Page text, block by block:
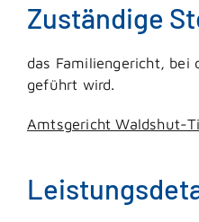
Zuständige
das Familiengericht, bei
geführt wird.
Amtsgericht Waldshut-